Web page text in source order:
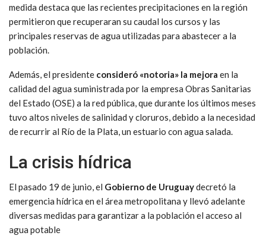
medida destaca que las recientes precipitaciones en la región
permitieron que recuperaran su caudal los cursos y las
principales reservas de agua utilizadas para abastecer a la
población.
Además, el presidente consideró «notoria» la mejora en la
calidad del agua suministrada por la empresa Obras Sanitarias
del Estado (OSE) a la red pública, que durante los últimos meses
tuvo altos niveles de salinidad y cloruros, debido a la necesidad
de recurrir al Río de la Plata, un estuario con agua salada.
La crisis hídrica
El pasado 19 de junio, el Gobierno de Uruguaydecretó la
emergencia hídrica en el área metropolitana y llevó adelante
diversas medidas para garantizar a la población el acceso al
agua potable